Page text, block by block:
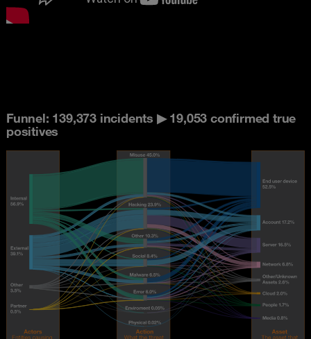
Funnel: 139,373 incidents ▶ 19,053 confirmed true
positives